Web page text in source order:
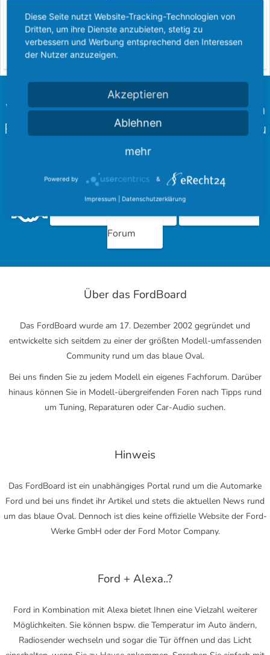
Wir freuen uns, euch unsere langjährigen
Partner des FordBoard bekannt geben zu
können!
hinterlasst einen schönen Gruß.
Forum
Über das FordBoard
Das FordBoard wurde am 17. Dezember 2002 gegründet und
entwickelte sich seitdem zu einer der größten Modell-umfassenden
Community rund um das blaue Oval.
Bei uns finden Sie zu jedem Modell ein eigenes Fachforum. Darüber
hinaus können Sie in Modell-übergreifenden Foren nach Tipps rund
um Tuning, Reparaturen oder Car-Audio suchen.
Hinweis
Das FordBoard ist ein unabhängiges Portal rund um die Automarke
Ford und bei uns findet ihr Artikel und stets die aktuellen News rund
um das blaue Oval. Dennoch ist dies keine offizielle Website der Ford-
Werke GmbH oder der Ford Motor Company.
Ford + Alexa..?
Ford in Kombination mit Alexa bietet Ihnen eine Vielzahl weiterer
Möglichkeiten. Sie können bspw. die Temperatur im Auto ändern,
Radiosender wechseln und sogar die Tür öffnen und das Licht
Diese Seite nutzt Website-Tracking-Technologien von
Dritten, um ihre Dienste anzubieten, stetig zu
verbessern und Werbung entsprechend den Interessen
der Nutzer anzuzeigen.
Akzeptieren
Ablehnen
mehr
Powered by &
Impressum Datenschutzerklärung